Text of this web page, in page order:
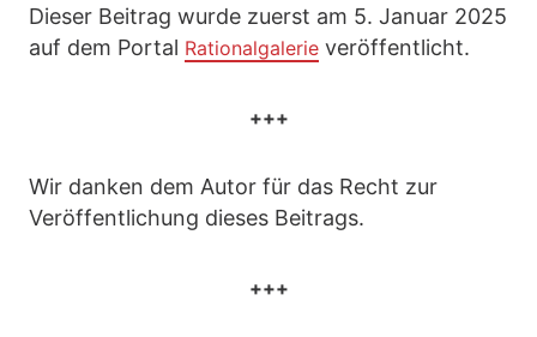
Dieser Beitrag wurde zuerst am 5. Januar 2025
auf dem Portal Rationalgalerie veröffentlicht.
+++
Wir danken dem Autor für das Recht zur
Veröffentlichung dieses Beitrags.
+++